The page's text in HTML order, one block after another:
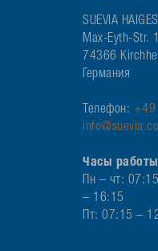
SUEVIA
Max-Eyth-Str. 1
74366
Германия
Телефон: +49
Часы работы
Пн – чт:
– 16:15
Пт: 07:15 –